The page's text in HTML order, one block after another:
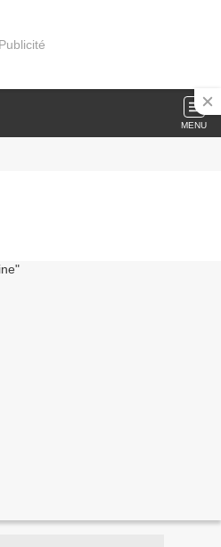
Publicité
MENU